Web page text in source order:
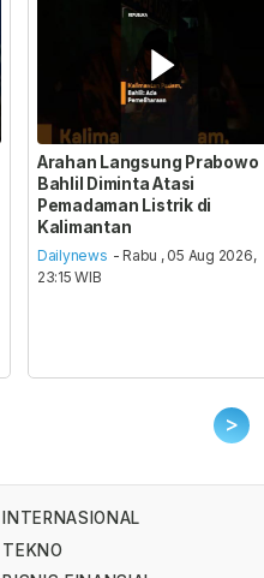
Arahan Langsung Prabowo
Bahlil Diminta Atasi
Pemadaman Listrik di
Kalimantan
Dailynews - Rabu , 05 Aug 2026,
23:15 WIB
>
INTERNASIONAL
TEKNO